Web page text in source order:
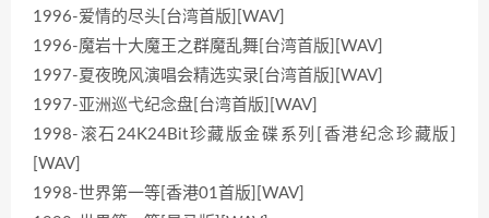
1996-爱情的尽头[台湾首版][WAV]
1996-魔岩十大魔王之群魔乱舞[台湾首版][WAV]
1997-夏夜晚风演唱会精选实录[台湾首版][WAV]
1997-亚洲巡弋纪念盘[台湾首版][WAV]
1998-滚石24K24Bit珍藏版金碟系列[香港纪念珍藏版]
[WAV]
1998-世界第一等[香港01首版][WAV]